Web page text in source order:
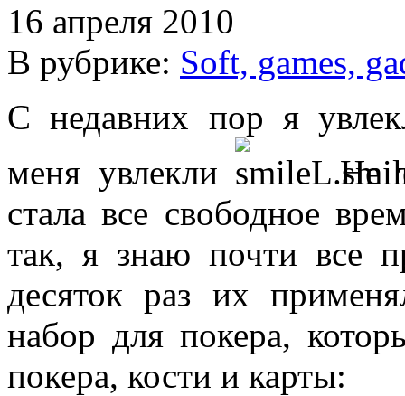
16 апреля 2010
В рубрике: Soft, games,
С недавних пор я
меня увлекли
Не
стала все свободное
так, я знаю почти все
десяток раз их
набор для покера,
покера, кости и карты: